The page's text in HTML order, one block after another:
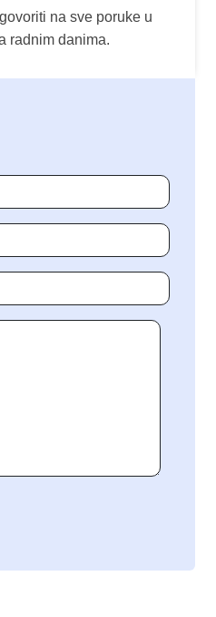
na sve poruke u
radnim danima.